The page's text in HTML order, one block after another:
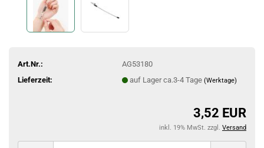
Art.Nr.:
AG53180
Lieferzeit:
auf Lager ca.3-4 Tage (Werktage)
3,52 EUR
inkl. 19% MwSt. zzgl. Versand